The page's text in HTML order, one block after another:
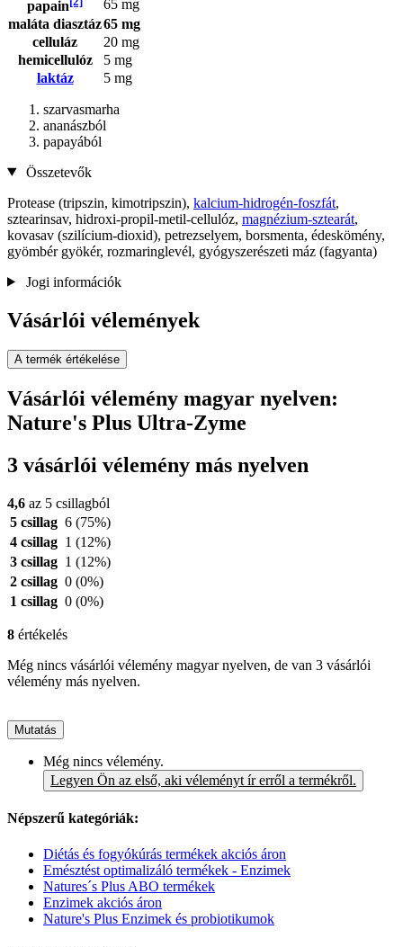
papain
65 mg
maláta diasztáz65 mg
celluláz
20 mg
hemicellulóz
5 mg
laktáz
5 mg
szarvasmarha
ananászból
papayából
Összetevők
Protease (tripszin, kimotripszin), kalcium-hidrogén-foszfát,
sztearinsav, hidroxi-propil-metil-cellulóz, magnézium-sztearát,
kovasav (szilícium-dioxid), petrezselyem, borsmenta, édeskömény,
gyömbér gyökér, rozmaringlevél, gyógyszerészeti máz (fagyanta)
Jogi információk
Vásárlói vélemények
A termék értékelése
Vásárlói vélemény magyar nyelven:
Nature's Plus Ultra-Zyme
3 vásárlói vélemény más nyelven
4,6 az 5 csillagból
5 csillag 6 (75%)
4 csillag 1 (12%)
3 csillag 1 (12%)
2 csillag 0 (0%)
1 csillag 0 (0%)
8 értékelés
Még nincs vásárlói vélemény magyar nyelven, de van 3 vásárlói
vélemény más nyelven.
Mutatás
Még nincs vélemény.
Legyen Ön az első, aki véleményt ír erről a termékről.
Népszerű kategóriák:
Diétás és fogyókúrás termékek akciós áron
Emésztést optimalizáló termékek - Enzimek
Natures´s Plus ABO termékek
Enzimek akciós áron
Nature's Plus Enzimek és probiotikumok